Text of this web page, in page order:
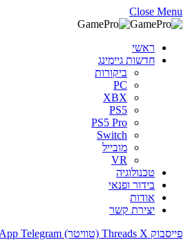
Close Menu
ראשי
חדשות גיימינג
ביקורות
PC
XBX
PS5
PS5 Pro
Switch
מובייל
VR
טכנולוגיה
בידור ופנאי
אודות
יצירת קשר
פייסבוק
Threads X (טוויטר) Telegram